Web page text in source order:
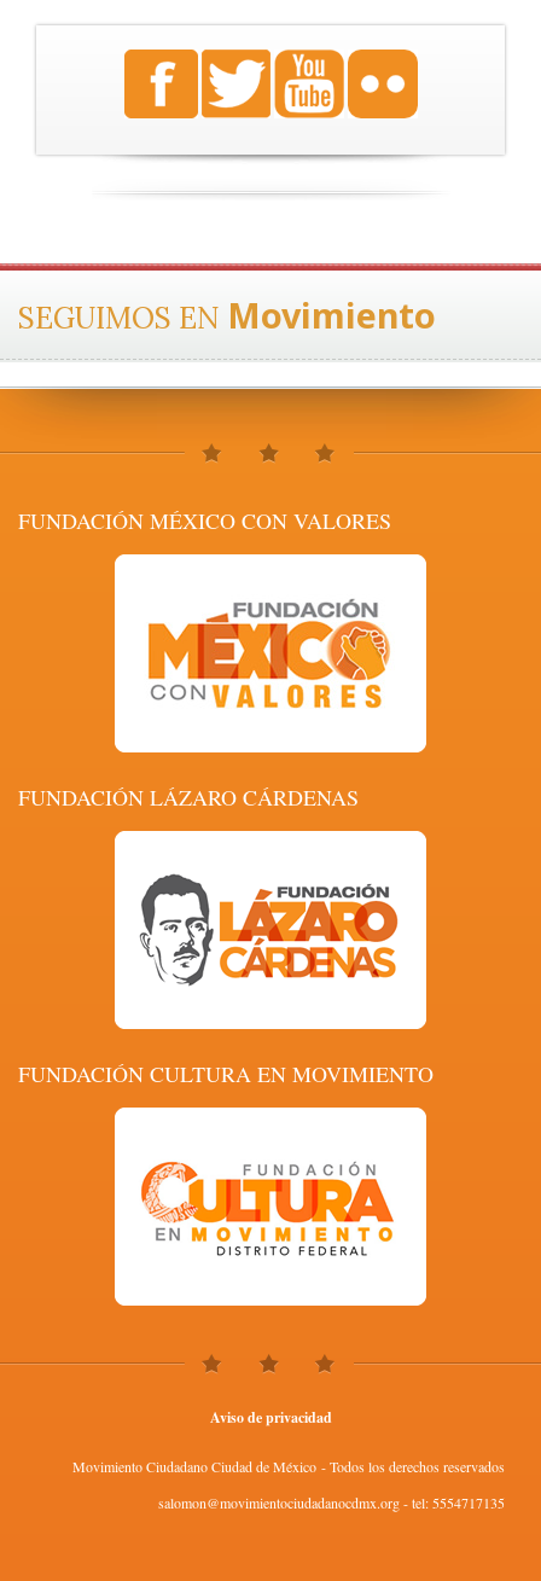
SEGUIMOS EN Movimiento
FUNDACIÓN MÉXICO CON VALORES
FUNDACIÓN LÁZARO CÁRDENAS
FUNDACIÓN CULTURA EN MOVIMIENTO
Aviso de privacidad
Movimiento Ciudadano Ciudad de México - Todos los derechos reservados
salomon@movimientociudadanocdmx.org - tel: 5554717135